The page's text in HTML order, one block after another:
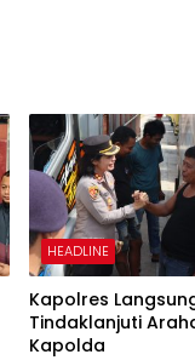
HEADLINE
Kapolres
Tindaklanjuti
Kapolda